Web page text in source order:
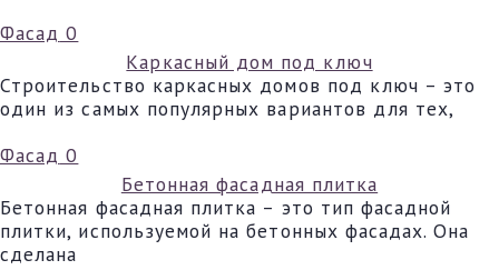
Фасад 0
Каркасный дом под ключ
Строительство каркасных домов под ключ – это
один из самых популярных вариантов для тех,
Фасад 0
Бетонная фасадная плитка
Бетонная фасадная плитка – это тип фасадной
плитки, используемой на бетонных фасадах. Она
сделана